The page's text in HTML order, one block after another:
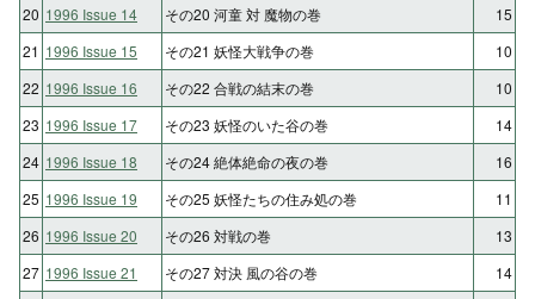
20 1996 Issue 14 その20 河童 対 魔物の巻
15
21 1996 Issue 15 その21 妖怪大戦争の巻
10
22 1996 Issue 16 その22 合戦の結末の巻
10
23 1996 Issue 17 その23 妖怪のいた谷の巻
14
24 1996 Issue 18 その24 絶体絶命の夜の巻
16
25 1996 Issue 19 その25 妖怪たちの住み処の巻
11
26 1996 Issue 20 その26 対戦の巻
13
27 1996 Issue 21 その27 対決 風の谷の巻
14